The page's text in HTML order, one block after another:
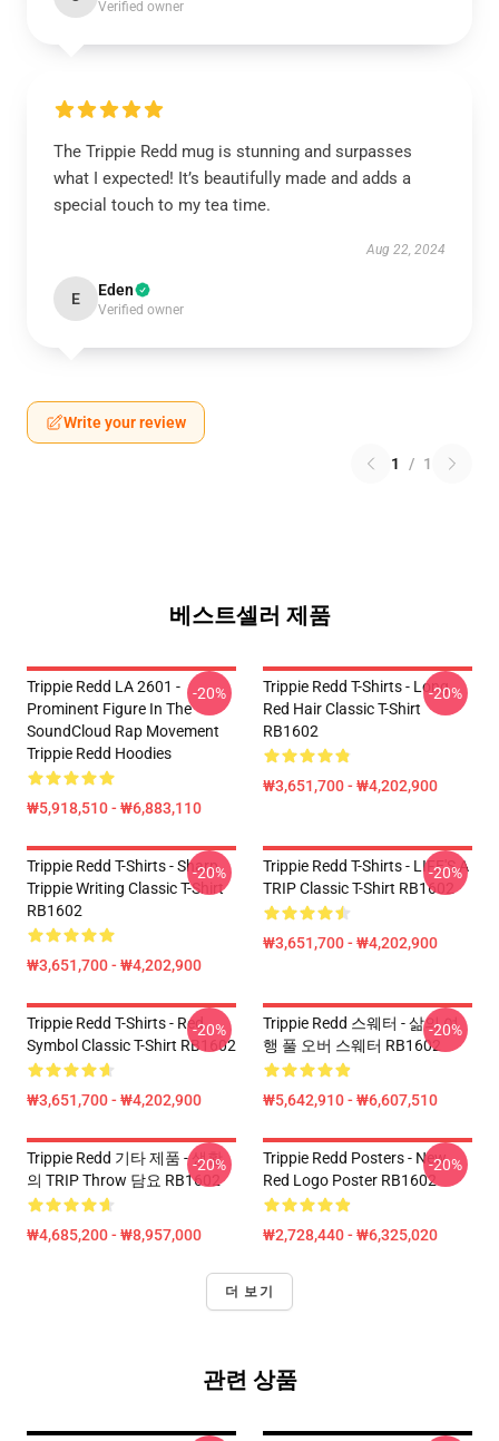
Verified owner
The Trippie Redd mug is stunning and surpasses
what I expected! It’s beautifully made and adds a
special touch to my tea time.
Aug 22, 2024
E Eden
Verified owner
Write your review
1 / 1
베스트셀러 제품
Trippie Redd LA 2601 -
Prominent Figure In The
SoundCloud Rap Movement
Trippie Redd Hoodies
₩5,918,510 - ₩6,883,110
-20%
Trippie Redd T-Shirts - Long
Red Hair Classic T-Shirt
RB1602
₩3,651,700 - ₩4,202,900
-20%
Trippie Redd T-Shirts - Sharp
Trippie Writing Classic T-Shirt
RB1602
₩3,651,700 - ₩4,202,900
-20%
Trippie Redd T-Shirts - LIFE'S A
TRIP Classic T-Shirt RB1602
₩3,651,700 - ₩4,202,900
-20%
Trippie Redd T-Shirts - Red
Symbol Classic T-Shirt RB1602
₩3,651,700 - ₩4,202,900
-20%
Trippie Redd 스웨터 - 삶의 여
행 풀 오버 스웨터 RB1602
₩5,642,910 - ₩6,607,510
-20%
Trippie Redd 기타 제품 - 생활
의 TRIP Throw 담요 RB1602
₩4,685,200 - ₩8,957,000
-20%
Trippie Redd Posters - New
Red Logo Poster RB1602
₩2,728,440 - ₩6,325,020
-20%
더 보기
관련 상품